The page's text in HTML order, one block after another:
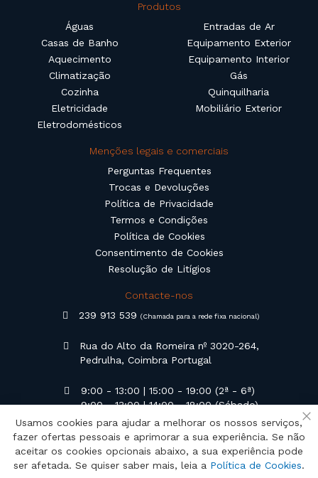
Produtos
Águas
Casas de Banho
Aquecimento
Climatização
Cozinha
Eletricidade
Eletrodomésticos
Entradas de Ar
Equipamento Exterior
Equipamento Interior
Gás
Quinquilharia
Mobiliário Exterior
Menções legais e comerciais
Perguntas Frequentes
Trocas e Devoluções
Política de Privacidade
Termos e Condições
Política de Cookies
Consentimento de Cookies
Resolução de Litígios
Contacte-nos
239 913 539(Chamada para a rede fixa nacional)
Rua do Alto da Romeira nº 3020-264,
Pedrulha, Coimbra Portugal
9:00 - 13:00 | 15:00 - 19:00 (2ª - 6ª)
9:00 - 13:00 | 14:00 - 18:00 (Sábado)
geral@campilusa.pt
Usamos cookies para ajudar a melhorar os nossos serviços,
fazer ofertas pessoais e aprimorar a sua experiência. Se não
aceitar os cookies opcionais abaixo, a sua experiência pode
ser afetada. Se quiser saber mais, leia a Política de Cookies.